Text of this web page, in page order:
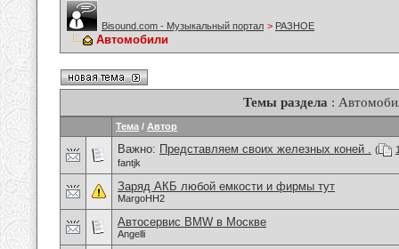
Bisound.com - Музыкальный портал > РАЗНОЕ
Автомобили
Темы раздела :
Тема / Автор
Важно: Представляем своих железных коней . (
fantjk
Заряд АКБ любой емкости и фирмы тут
MargoHH2
Автосервис BMW в Москве
Angelli